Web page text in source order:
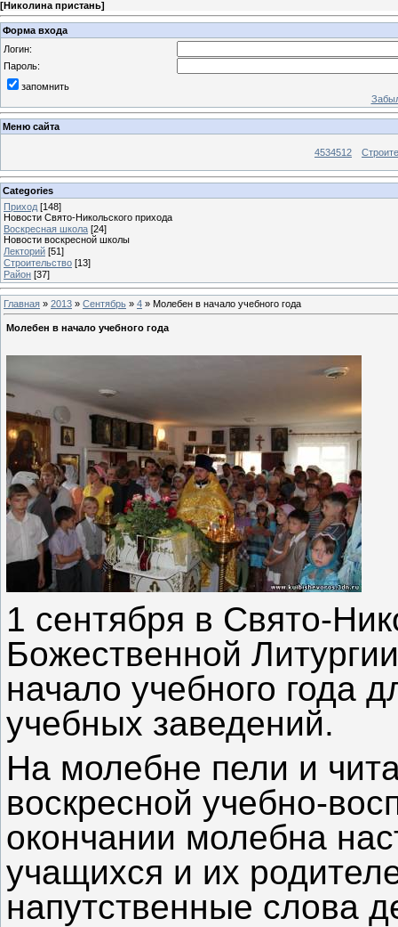
[Николина пристань]
Форма входа
Логин:
Пароль:
запомнить
Меню сайта
4534512
Categories
Приход [148]
Новости Свято-Никольского прихода
Воскресная школа [24]
Новости воскресной школы
Лекторий [51]
Строительство [13]
Район [37]
Главная » 2013 » Сентябрь » 4 » Молебен в начало учебного года
Молебен в начало учебного года
1 сентября в Свято-
Божественной
начало учебного года
учебных заведений.
На молебне пели и
воскресной учебно-
окончании молебна
учащихся и их
напутственные слова